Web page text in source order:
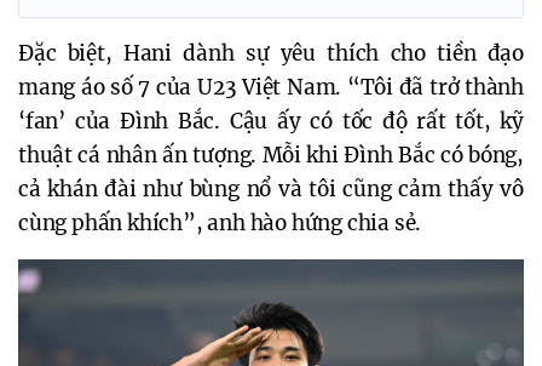
Đặc biệt, Hani dành sự yêu thích cho tiền đạo
mang áo số 7 của U23 Việt Nam. “Tôi đã trở thành
‘fan’ của Đình Bắc. Cậu ấy có tốc độ rất tốt, kỹ
thuật cá nhân ấn tượng. Mỗi khi Đình Bắc có bóng,
cả khán đài như bùng nổ và tôi cũng cảm thấy vô
cùng phấn khích”, anh hào hứng chia sẻ.